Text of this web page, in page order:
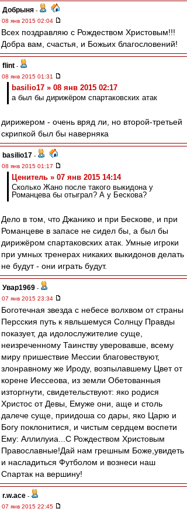
Добрыня -
08 янв 2015 02:04
Всех поздравляю с Рождеством Христовым!!!
Добра вам, счастья, и Божьих благословений!
flint -
08 янв 2015 01:31
basilio17 » 08 янв 2015 02:17
а был бы дирижёром спартаковских атак
дирижером - очень вряд ли, но второй-третьей
скрипкой был бы наверняка
basilio17 -
08 янв 2015 01:17
Ценитель » 07 янв 2015 14:14
Сколько Жано после такого выкидона у
Романцева бы отыграл? А у Бескова?
Дело в том, что Джанико и при Бескове, и при
Романцеве в запасе не сидел бы, а был бы
дирижёром спартаковских атак. Умные игроки
при умных тренерах никаких выкидонов делать
не будут - они играть будут.
Увар1969 -
07 янв 2015 23:34
Боготечная звезда с небесе волхвом от страны
Персския путь к явльшемуся Солнцу Правды
показует, да идолослужителие суще,
неизреченному Таинству уверовавше, всему
миру пришествие Мессии благовествуют,
злонравному же Ироду, возпылавшему Цвет от
корене Иессеова, из земли Обетованныя
изторгнути, свидетельствуют: яко родися
Христос от Девы, Емуже они, аще и столь
далече суще, приидоша со дары, яко Царю и
Богу поклонитися, и чистым сердцем воспети
Ему: Аллилуиа...С Рождеством Христовым
Православные!Дай нам грешным Боже,увидеть
и насладиться Футболом и вознеси наш
Спартак на вершину!
r.w.ace -
07 янв 2015 22:45